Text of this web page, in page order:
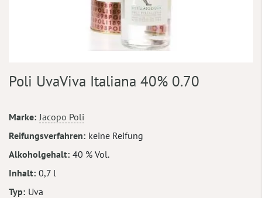
Anfang
springen
Poli UvaViva Italiana 40% 0.70
Mehr
Informationen
Marke Jacopo Poli
Reifungsverfahren keine Reifung
Alkoholgehalt 40 % Vol.
Inhalt 0,7 l
Typ Uva